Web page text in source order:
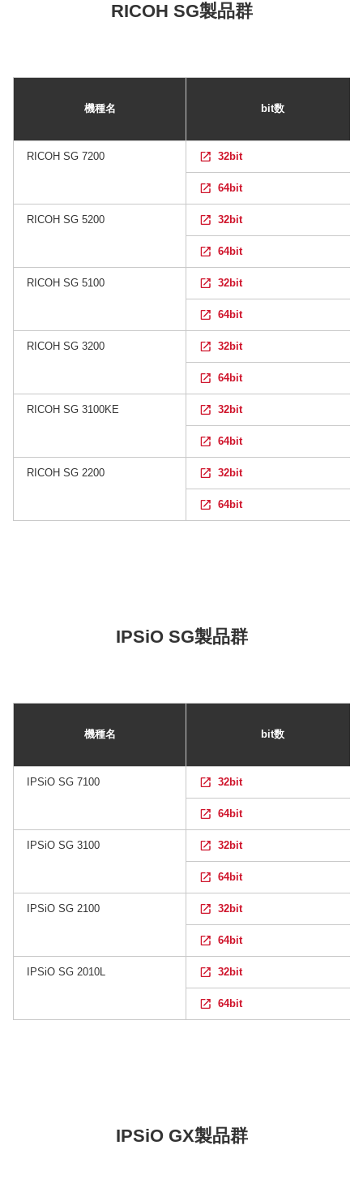
RICOH SG製品群
機種名 bit数
RICOH SG 7200 32bit
64bit
RICOH SG 5200 32bit
64bit
RICOH SG 5100 32bit
64bit
RICOH SG 3200 32bit
64bit
RICOH SG 3100KE 32bit
64bit
RICOH SG 2200 32bit
64bit
IPSiO SG製品群
機種名 bit数
IPSiO SG 7100 32bit
64bit
IPSiO SG 3100 32bit
64bit
IPSiO SG 2100 32bit
64bit
IPSiO SG 2010L 32bit
64bit
IPSiO GX製品群